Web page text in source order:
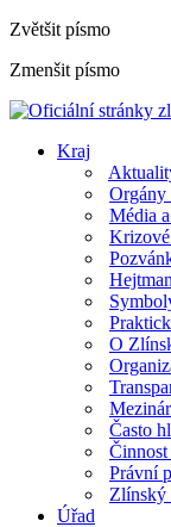
Zvětšit písmo
Zmenšit písmo
Kraj
Orgány
Média
Hejtman
O
Často
Právní
Zlínský
Úřad